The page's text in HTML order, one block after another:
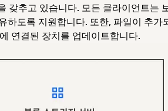
갖추고 있습니다. 모든 클라이언트는
하도록 지원합니다. 또한, 파일이 추가
연결된 장치를 업데이트합니다.